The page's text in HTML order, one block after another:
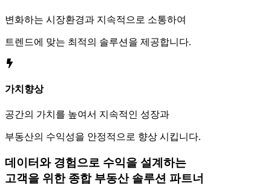
변화하는 시장환경과 지속적으로 소통하여
트렌드에 맞는 최적의 솔루션을 제공합니다.
가치향상
공간의 가치를 높여서 지속적인 성장과
부동산의 수익성을 안정적으로 향상 시킵니다.
데이터와 경험으로 수익을 설계하는
고객을 위한 종합 부동산 솔루션 파트너